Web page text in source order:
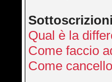
Qual è la
Come faccio
Come